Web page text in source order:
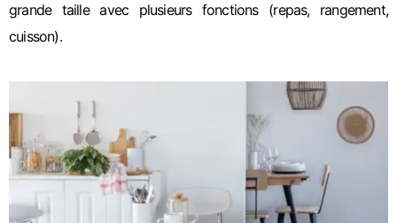
grande taille avec plusieurs fonctions (repas, rangement,
cuisson).